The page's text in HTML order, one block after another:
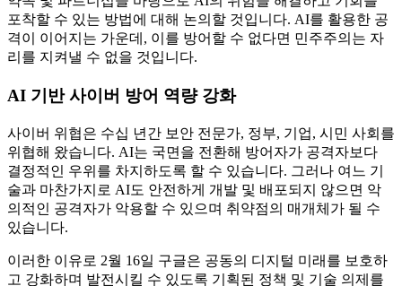
포착할 수 있는 방법에 대해 논의할 것입니다. AI를 활용한 공
격이 이어지는 가운데, 이를 방어할 수 없다면 민주주의는 자
리를 지켜낼 수 없을 것입니다.
AI 기반 사이버 방어 역량 강화
사이버 위협은 수십 년간 보안 전문가, 정부, 기업, 시민 사회를
위협해 왔습니다. AI는 국면을 전환해 방어자가 공격자보다
결정적인 우위를 차지하도록 할 수 있습니다. 그러나 여느 기
술과 마찬가지로 AI도 안전하게 개발 및 배포되지 않으면 악
의적인 공격자가 악용할 수 있으며 취약점의 매개체가 될 수
있습니다.
이러한 이유로 2월 16일 구글은 공동의 디지털 미래를 보호하
고 강화하며 발전시킬 수 있도록 기획된 정책 및 기술 의제를